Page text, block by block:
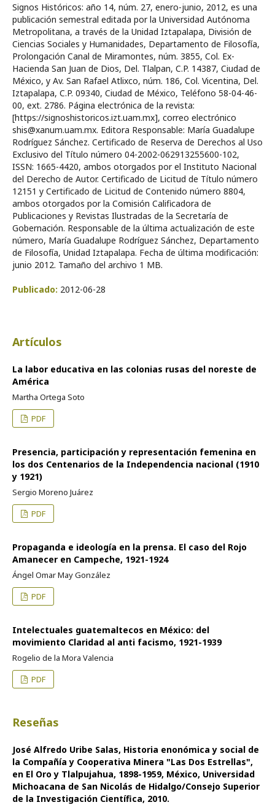
Signos Históricos: año 14, núm. 27, enero-junio, 2012, es una
publicación semestral editada por la Universidad Autónoma
Metropolitana, a través de la Unidad Iztapalapa, División de
Ciencias Sociales y Humanidades, Departamento de Filosofía,
Prolongación Canal de Miramontes, núm. 3855, Col. Ex-
Hacienda San Juan de Dios, Del. Tlalpan, C.P. 14387, Ciudad de
México, y Av. San Rafael Atlixco, núm. 186, Col. Vicentina, Del.
Iztapalapa, C.P. 09340, Ciudad de México, Teléfono 58-04-46-
00, ext. 2786. Página electrónica de la revista:
[https://signoshistoricos.izt.uam.mx], correo electrónico
shis@xanum.uam.mx. Editora Responsable: María Guadalupe
Rodríguez Sánchez. Certificado de Reserva de Derechos al Uso
Exclusivo del Título número 04-2002-062913255600-102,
ISSN: 1665-4420, ambos otorgados por el Instituto Nacional
del Derecho de Autor. Certificado de Licitud de Título número
12151 y Certificado de Licitud de Contenido número 8804,
ambos otorgados por la Comisión Calificadora de
Publicaciones y Revistas Ilustradas de la Secretaría de
Gobernación. Responsable de la última actualización de este
número, María Guadalupe Rodríguez Sánchez, Departamento
de Filosofía, Unidad Iztapalapa. Fecha de última modificación:
junio 2012. Tamaño del archivo 1 MB.
Publicado: 2012-06-28
Artículos
La labor educativa en las colonias rusas del noreste de
América
Martha Ortega Soto
PDF
Presencia, participación y representación femenina en
los dos Centenarios de la Independencia nacional (1910
y 1921)
Sergio Moreno Juárez
PDF
Propaganda e ideología en la prensa. El caso del Rojo
Amanecer en Campeche, 1921-1924
Ángel Omar May González
PDF
Intelectuales guatemaltecos en México: del
movimiento Claridad al anti facismo, 1921-1939
Rogelio de la Mora Valencia
PDF
Reseñas
José Alfredo Uribe Salas, Historia enonómica y social de
la Compañía y Cooperativa Minera "Las Dos Estrellas",
en El Oro y Tlalpujahua, 1898-1959, México, Universidad
Michoacana de San Nicolás de Hidalgo/Consejo Superior
de la Investigación Científica, 2010.